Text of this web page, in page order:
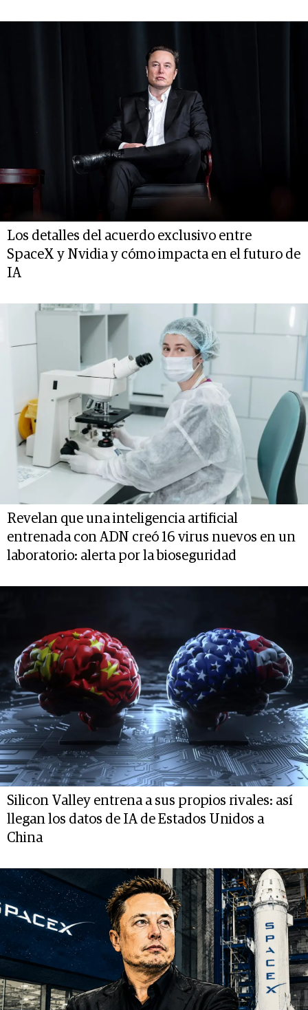
Los detalles del acuerdo exclusivo entre
SpaceX y Nvidia y cómo impacta en el futuro de
IA
Revelan que una inteligencia artificial
entrenada con ADN creó 16 virus nuevos en un
laboratorio: alerta por la bioseguridad
Silicon Valley entrena a sus propios rivales: así
llegan los datos de IA de Estados Unidos a
China